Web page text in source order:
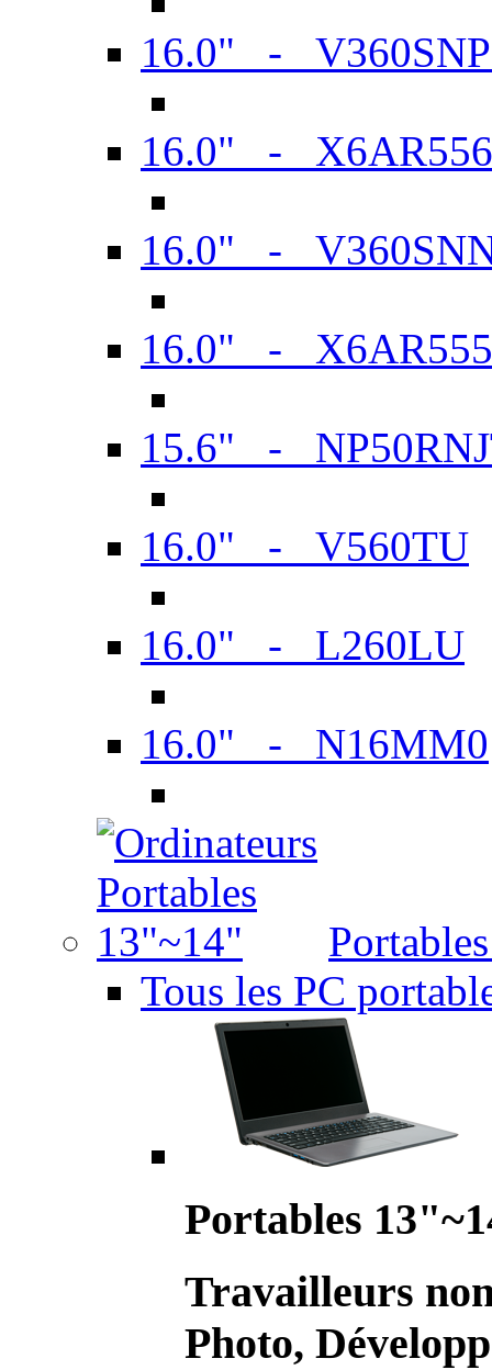
16.0" -
16.0" -
16.0" -
16.0" -
15.6" -
16.0" - V560TU
16.0" - L260LU
16.0" - N16MM0
Tous les PC
Portables
Travailleurs
Photo,